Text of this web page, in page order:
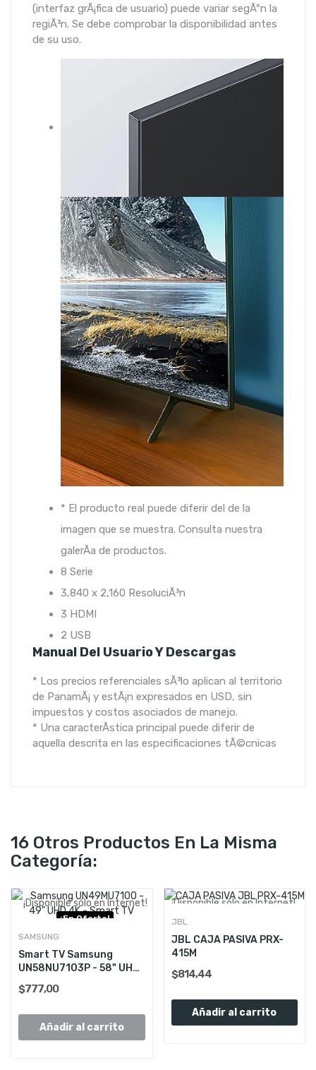
(interfaz grÃ¡fica de usuario) puede variar segÃºn la
regiÃ³n. Se debe comprobar la disponibilidad antes
de su uso.
* El producto real puede diferir del de la
imagen que se muestra. Consulta nuestra
galerÃ­a de productos.
8 Serie
3,840 x 2,160 ResoluciÃ³n
3 HDMI
2 USB
Manual Del Usuario Y Descargas
* Los precios referenciales sÃ³lo aplican al territorio
de PanamÃ¡ y estÃ¡n expresados en USD, sin
impuestos y costos asociados de manejo.
* Una caracterÃ­stica principal puede diferir de
aquella descrita en las especificaciones tÃ©cnicas
16 Otros Productos En La Misma
Categoría:
¡Disponible sólo en Internet!
¡En Oferta!
Consultar Stock
SAMSUNG
Smart TV Samsung
UN58NU7103P - 58" UHD
$777,00
Añadir al carrito
¡Disponible sólo en Internet!
JBL
JBL CAJA PASIVA PRX-
415M
$814,44
Añadir al carrito